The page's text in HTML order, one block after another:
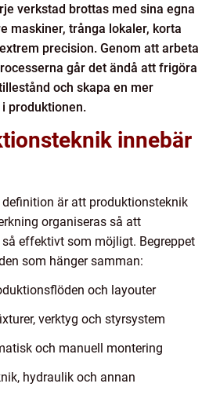
verkstad brottas med sina egna
maskiner, trånga lokaler, korta
precision. Genom att arbeta
går det ändå att frigöra
och skapa en mer
produktionen.
innebär
definition är att produktionsteknik
organiseras så att
effektivt som möjligt. Begreppet
som hänger samman:
och layouter
verktyg och styrsystem
och manuell montering
hydraulik och annan